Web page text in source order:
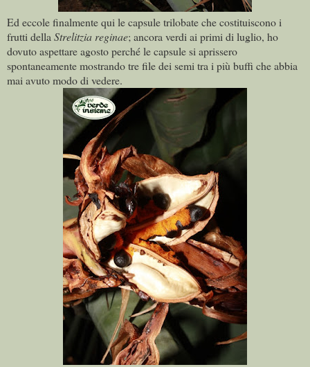
Ed eccole finalmente qui le capsule trilobate che costituiscono i
frutti della Strelitzia reginae; ancora verdi ai primi di luglio, ho
dovuto aspettare agosto perché le capsule si aprissero
spontaneamente mostrando tre file dei semi tra i più buffi che abbia
mai avuto modo di vedere.